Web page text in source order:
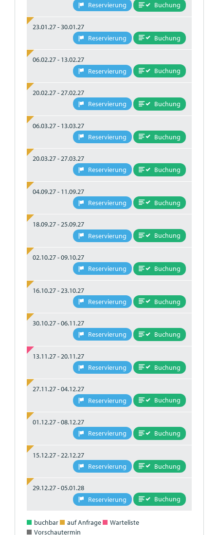
Reservierung
Buchung
23.01.27 - 30.01.27
Reservierung
Buchung
06.02.27 - 13.02.27
Reservierung
Buchung
20.02.27 - 27.02.27
Reservierung
Buchung
06.03.27 - 13.03.27
Reservierung
Buchung
20.03.27 - 27.03.27
Reservierung
Buchung
04.09.27 - 11.09.27
Reservierung
Buchung
18.09.27 - 25.09.27
Reservierung
Buchung
02.10.27 - 09.10.27
Reservierung
Buchung
16.10.27 - 23.10.27
Reservierung
Buchung
30.10.27 - 06.11.27
Reservierung
Buchung
13.11.27 - 20.11.27
Reservierung
Buchung
27.11.27 - 04.12.27
Reservierung
Buchung
01.12.27 - 08.12.27
Reservierung
Buchung
15.12.27 - 22.12.27
Reservierung
Buchung
29.12.27 - 05.01.28
Reservierung
Buchung
buchbar auf Anfrage
Warteliste
Vorschautermin